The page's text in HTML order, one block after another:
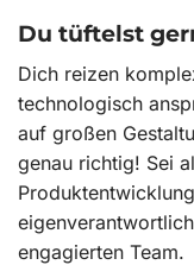
Du tüftelst
Dich reizen
technologisch
auf großen
genau richtig! Sei
engagierten Team.